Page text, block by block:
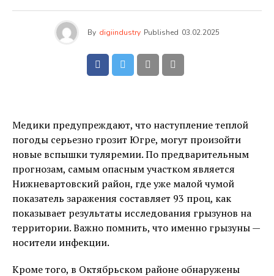
By digiindustry Published 03.02.2025
Медики предупреждают, что наступление теплой
погоды серьезно грозит Югре, могут произойти
новые вспышки туляремии. По предварительным
прогнозам, самым опасным участком является
Нижневартовский район, где уже малой чумой
показатель заражения составляет 93 проц, как
показывает результаты исследования грызунов на
территории. Важно помнить, что именно грызуны —
носители инфекции.
Кроме того, в Октябрьском районе обнаружены